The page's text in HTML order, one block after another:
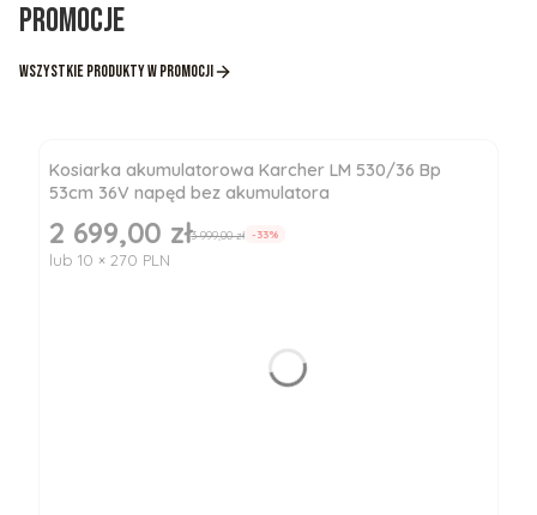
Promocje
Wszystkie produkty w promocji
Kosiarka akumulatorowa Karcher LM 530/36 Bp
53cm 36V napęd bez akumulatora
Cena promocyjna
2 699,00 zł3 999,00 zł -33%
lub 10 × 270 PLN